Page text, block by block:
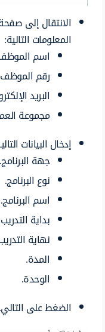
الانتقال إلى
المعلومات التالية:
اسم
رقم
البريد
مجموعة
إدخال البيانات
جهة البرنامج.
نوع البرنامج.
اسم البرنامج.
بداية
نهاية
المدة.
الوحدة.
الضغط على التالي.